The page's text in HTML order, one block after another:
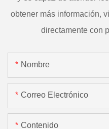
obtener más información,
directamente con
Nombre
Correo Electrónico
Contenido